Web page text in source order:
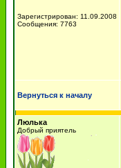
Зарегистрирован: 11.09.2008
Сообщения: 7763
Вернуться к началу
Люлька
Добрый приятель